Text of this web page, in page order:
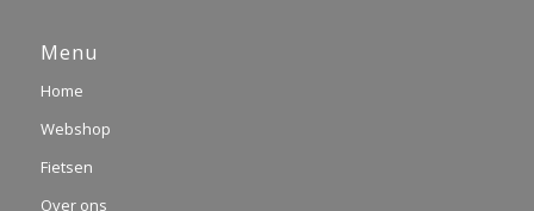
Menu
Home
Webshop
Fietsen
Over ons